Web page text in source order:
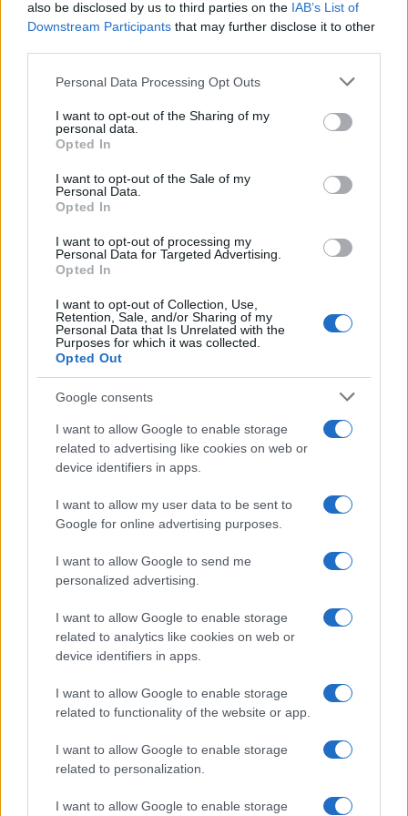
also be disclosed by us to third parties on the IAB’s List of
Downstream Participants that may further disclose it to other
Please note that this website/app uses one or more Google
not limited to your visit or usage behaviour. You may click to
grant or deny consent to Google and its third-party tags to
use your data for below specified purposes in below Google
consent section.
Personal Data Processing Opt Outs
I want to opt-out of the Sharing of my
personal data.
Opted In
I want to opt-out of the Sale of my
Personal Data.
Opted In
I want to opt-out of processing my
Personal Data for Targeted Advertising.
Opted In
I want to opt-out of Collection, Use,
Retention, Sale, and/or Sharing of my
Personal Data that Is Unrelated with the
Purposes for which it was collected.
Opted Out
Google consents
I want to allow Google to enable storage
related to advertising like cookies on web or
device identifiers in apps.
I want to allow my user data to be sent to
Google for online advertising purposes.
I want to allow Google to send me
personalized advertising.
I want to allow Google to enable storage
related to analytics like cookies on web or
device identifiers in apps.
I want to allow Google to enable storage
related to functionality of the website or app.
I want to allow Google to enable storage
related to personalization.
I want to allow Google to enable storage
Πολιτικής Προστασίας: Τον κ. Ιωάννη Καπάκη.
Στους ενόχους και ο κάτοικος Πεντέλης , από την
Αθώοι κρίθηκαν όλοι οι κατηγορούμενοι από τα
συντονιστές ), ο τότε διοικητής της ΕΜΑΚ καθώς
και όλοι οι κατηγορούμενοι από την
Χρήστο Λάμπρη, Χρήστο Δροσόπουλο, Γιώργο
Πορτοζούδη, Στέφανο Κολοκούρη, Χαράλαμπο